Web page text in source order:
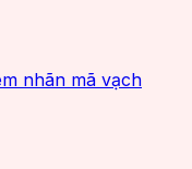
nhãn mã vạch